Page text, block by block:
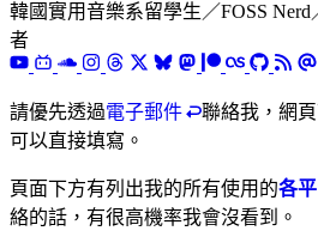
韓國實用音樂系留學生／FOSS
者
請優先透過電子郵件 聯絡我，網
可以直接填寫。
頁面下方有列出我的所有使用的各
絡的話，有很高機率我會沒看到。